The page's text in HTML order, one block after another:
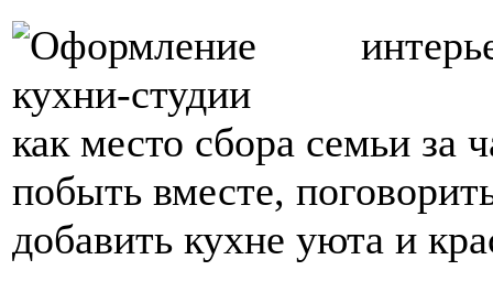
как место сбора семьи за
побыть вместе,
добавить кухне уюта и